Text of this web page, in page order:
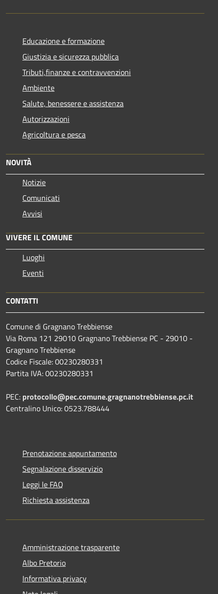
Educazione e formazione
Giustizia e sicurezza pubblica
Tributi,finanze e contravvenzioni
Ambiente
Salute, benessere e assistenza
Autorizzazioni
Agricoltura e pesca
NOVITÀ
Notizie
Comunicati
Avvisi
VIVERE IL COMUNE
Luoghi
Eventi
CONTATTI
Comune di Gragnano Trebbiense
Via Roma 121 29010 Gragnano Trebbiense PC - 29010 -
Gragnano Trebbiense
Codice Fiscale: 00230280331
Partita IVA: 00230280331
PEC: protocollo@pec.comune.gragnanotrebbiense.pc.it
Centralino Unico: 0523.788444
Prenotazione appuntamento
Segnalazione disservizio
Leggi le FAQ
Richiesta assistenza
Amministrazione trasparente
Albo Pretorio
Informativa privacy